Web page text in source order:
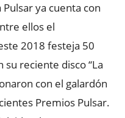
ya cuenta con
ellos el
2018 festeja 50
reciente disco “La
con el galardón
Premios Pulsar.